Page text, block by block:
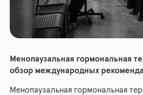
Менопаузальная гормональная
обзор международных
Менопаузальная гормональная